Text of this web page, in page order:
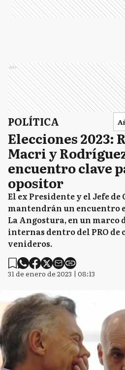
Ads
POLÍTICA
Elecciones 2023:
Macri y
encuentro clave
opositor
El ex Presidente y el Jefe
mantendrán un encuentro
La Angostura, en un marco
internas dentro del PRO de
venideros.
31 de enero de 2023 | 08:13